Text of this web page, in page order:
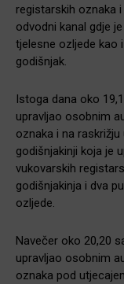
registarskih oznaka
odvodni kanal gdje
tjelesne ozljede kao
godišnjak.
Istoga dana oko
upravljao osobnim
oznaka i na
godišnjakinji koja je
vukovarskih
godišnjakinja i dva
ozljede.
Navečer oko 20,20
upravljao osobnim
oznaka pod